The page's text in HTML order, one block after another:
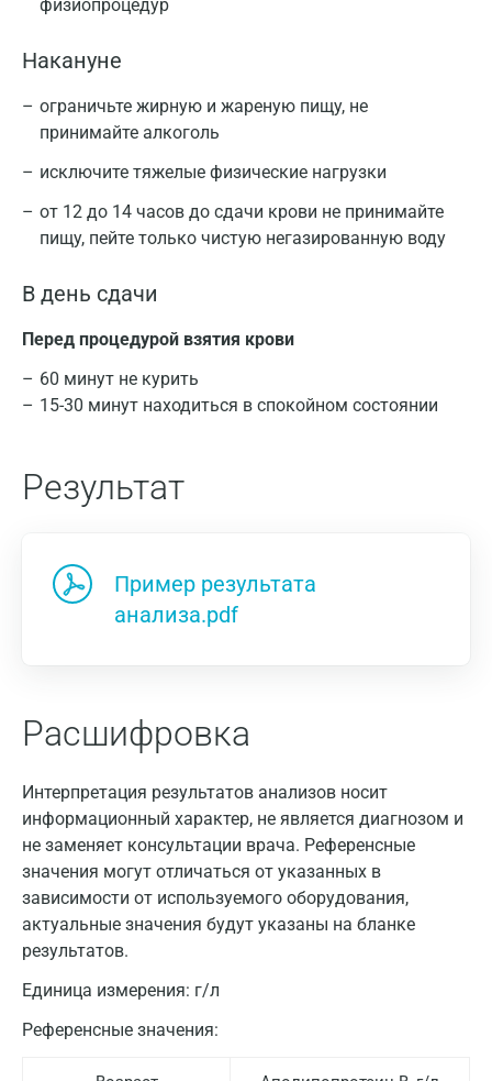
физиопроцедур
Накануне
ограничьте жирную и жареную пищу, не
принимайте алкоголь
исключите тяжелые физические нагрузки
от 12 до 14 часов до сдачи крови не принимайте
пищу, пейте только чистую негазированную воду
В день сдачи
Перед процедурой взятия крови
60 минут не курить
15-30 минут находиться в спокойном состоянии
Результат
Пример результата
анализа.pdf
Расшифровка
Интерпретация результатов анализов носит
информационный характер, не является диагнозом и
не заменяет консультации врача. Референсные
значения могут отличаться от указанных в
зависимости от используемого оборудования,
актуальные значения будут указаны на бланке
результатов.
Единица измерения: г/л
Референсные значения: